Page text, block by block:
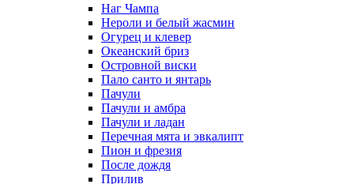
Наг Чампа
Нероли и белый жасмин
Огурец и клевер
Океанский бриз
Островной виски
Пало санто и янтарь
Пачули
Пачули и амбра
Пачули и ладан
Перечная мята и эвкалипт
Пион и фрезия
После дождя
Прилив